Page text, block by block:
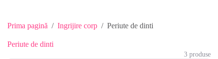
Prima pagină / Ingrijire corp / Periute de dinti
Periute de dinti
3 produse